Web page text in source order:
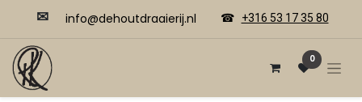
✉ ​​info@dehoutdraaierij.nl ☎ +316 53 17 35 80
0